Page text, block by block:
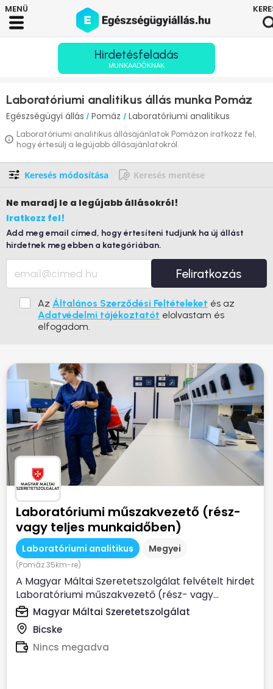
Hirdetésfeladás
MUNKAADÓKNAK
Laboratóriumi analitikus állás munka Pomáz
Egészségügyi állás / Pomáz / Laboratóriumi analitikus
Laboratóriumi analitikus állásajánlatok Pomázon iratkozz fel,
hogy értesülj a legújabb állásajánlatokról.
Keresés módosítása Keresés mentése
Ne maradj le a legújabb állásokról!
Iratkozz fel!
Add meg email címed, hogy értesíteni tudjunk ha új állást
hirdetnek meg ebben a kategóriában.
Feliratkozás
Az Általános Szerződési Feltételeket és az
Adatvédelmi tájékoztatót elolvastam és
elfogadom.
Laboratóriumi műszakvezető (rész-
vagy teljes munkaidőben)
Laboratóriumi analitikus Megyei
(Pomáz 35km-re)
A Magyar Máltai Szeretetszolgálat felvételt hirdet
Laboratóriumi műszakvezető (rész- vagy...
Magyar Máltai Szeretetszolgálat
Bicske
Nincs megadva